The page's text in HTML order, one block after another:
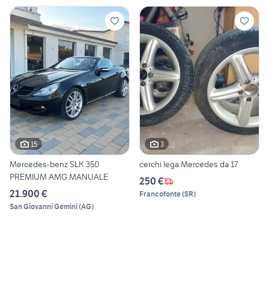
15
Mercedes-benz SLK 350
PREMIUM AMG MANUALE
21.900 €
San Giovanni Gemini(AG)
3
cerchi lega Mercedes da 17
250 €
Francofonte(SR)